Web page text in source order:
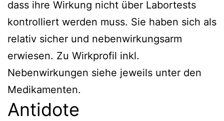
dass ihre Wirkung nicht über Labortests
kontrolliert werden muss. Sie haben sich als
relativ sicher und nebenwirkungsarm
erwiesen. Zu Wirkprofil inkl.
Nebenwirkungen siehe jeweils unter den
Medikamenten.
Antidote